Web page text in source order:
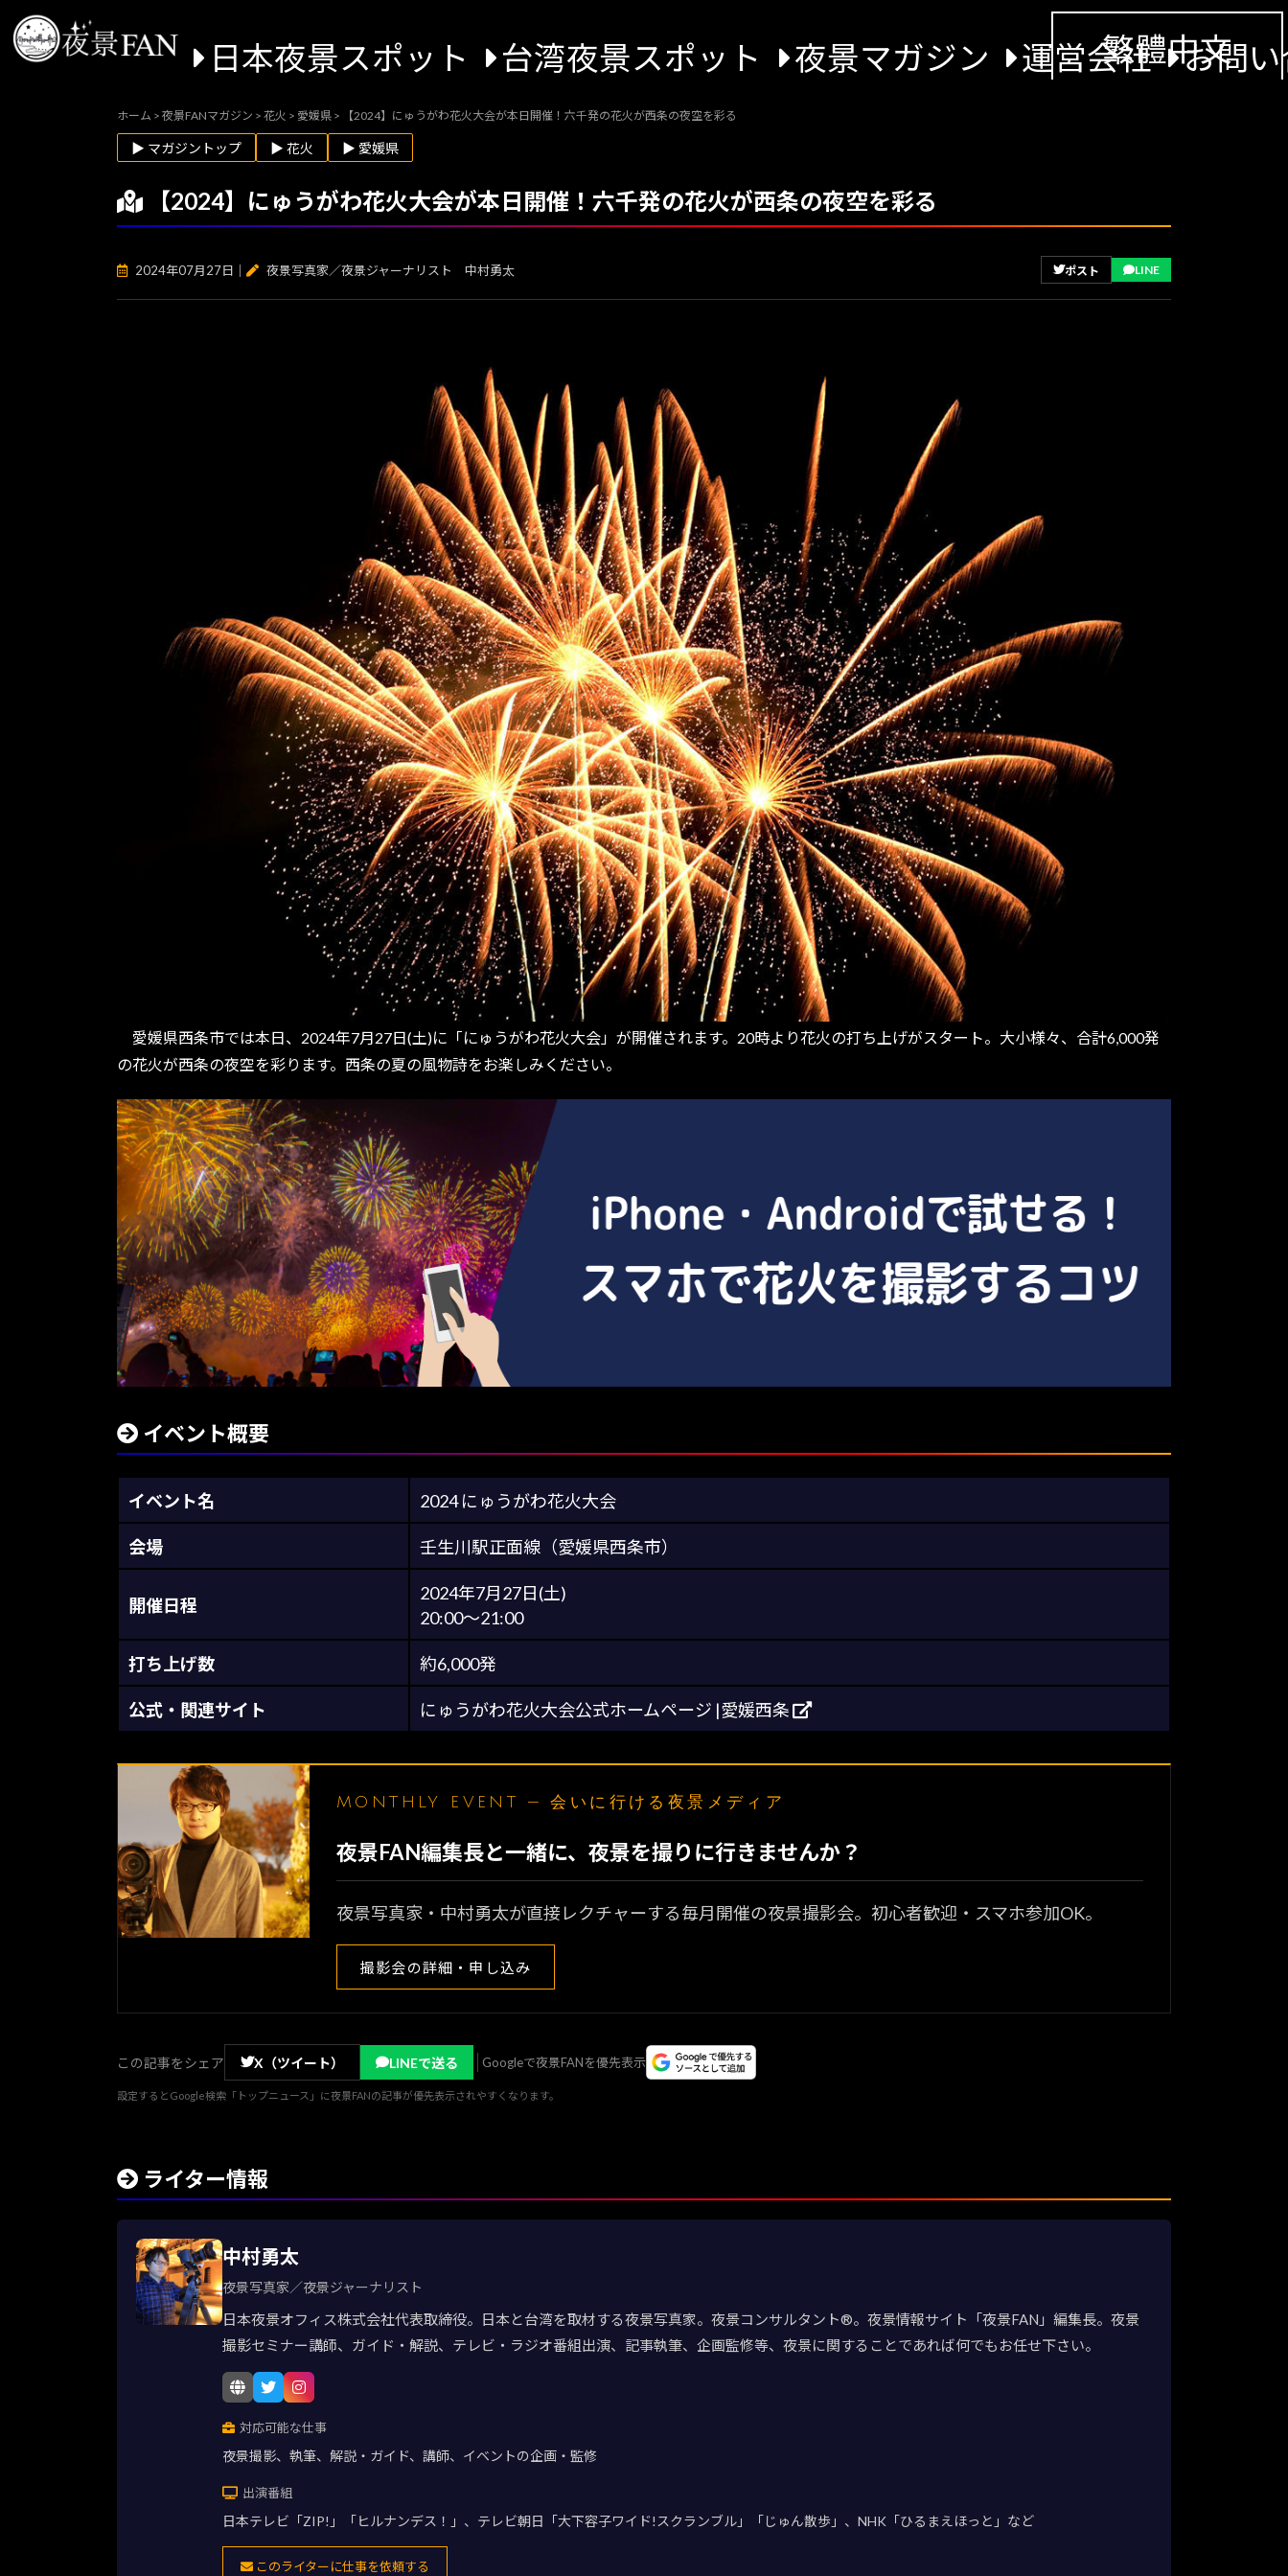
日本夜景スポット 台湾夜景スポット 夜景マガジン 運営会社 お問
繁體中文
ホーム > 夜景FANマガジン > 花火 > 愛媛県 > 【2024】にゅうがわ花火大会が本日開催！六千発の花火が西条の夜空を彩る
▶ マガジントップ ▶ 花火 ▶ 愛媛県
【2024】にゅうがわ花火大会が本日開催！六千発の花火が西条の夜空を彩る
2024年07月27日 夜景写真家／夜景ジャーナリスト 中村勇太 ポスト LINE
愛媛県西条市では本日、2024年7月27日(土)に「にゅうがわ花火大会」が開催されます。20時より花火の打ち上げがスタート。大小様々、合計6,000発
の花火が西条の夜空を彩ります。西条の夏の風物詩をお楽しみください。
イベント概要
イベント名 2024 にゅうがわ花火大会
会場 壬生川駅正面線（愛媛県西条市）
開催日程
2024年7月27日(土)
20:00～21:00
打ち上げ数 約6,000発
公式・関連サイト にゅうがわ花火大会公式ホームページ |愛媛西条
MONTHLY EVENT — 会いに行ける夜景メディア
夜景FAN編集長と一緒に、夜景を撮りに行きませんか？
夜景写真家・中村勇太が直接レクチャーする毎月開催の夜景撮影会。初心者歓迎・スマホ参加OK。
撮影会の詳細・申し込み
この記事をシェア X（ツイート） LINEで送る Googleで夜景FANを優先表示
設定するとGoogle検索「トップニュース」に夜景FANの記事が優先表示されやすくなります。
ライター情報
中村勇太
夜景写真家／夜景ジャーナリスト
日本夜景オフィス株式会社代表取締役。日本と台湾を取材する夜景写真家。夜景コンサルタント®。夜景情報サイト「夜景FAN」編集長。夜景
撮影セミナー講師、ガイド・解説、テレビ・ラジオ番組出演、記事執筆、企画監修等、夜景に関することであれば何でもお任せ下さい。
対応可能な仕事
夜景撮影、執筆、解説・ガイド、講師、イベントの企画・監修
出演番組
日本テレビ「ZIP!」「ヒルナンデス！」、テレビ朝日「大下容子ワイド!スクランブル」「じゅん散歩」、NHK「ひるまえほっと」など
このライターに仕事を依頼する